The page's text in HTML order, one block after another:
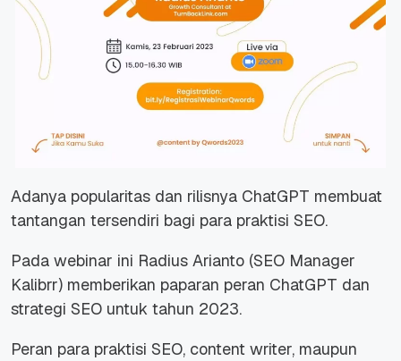
Adanya popularitas dan rilisnya ChatGPT membuat
tantangan tersendiri bagi para praktisi SEO.
Pada webinar ini Radius Arianto (SEO Manager
Kalibrr) memberikan paparan peran ChatGPT dan
strategi SEO untuk tahun 2023.
Peran para praktisi SEO, content writer, maupun